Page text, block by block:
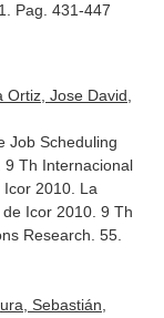
Pag. 431-447
Jose David,
Job Scheduling
9 Th Internacional
2010. La
Icor 2010. 9 Th
Research. 55.
Sebastián,